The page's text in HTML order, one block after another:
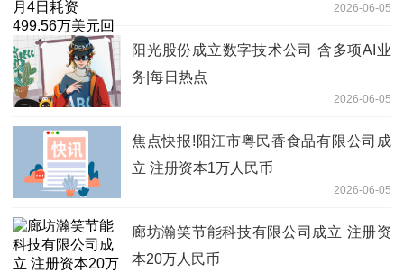
2026-06-05
阳光股份成立数字技术公司 含多项AI业
务|每日热点
2026-06-05
焦点快报!阳江市粤民香食品有限公司成
立 注册资本1万人民币
2026-06-05
廊坊瀚笑节能科技有限公司成立 注册资
本20万人民币